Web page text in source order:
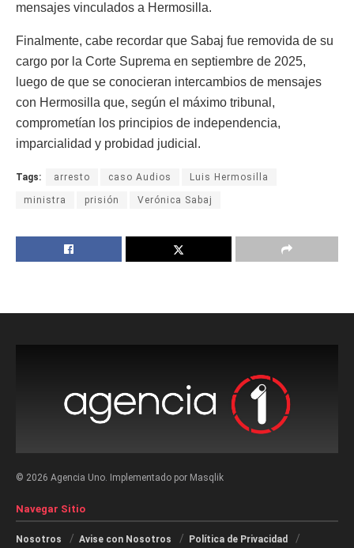
mensajes vinculados a Hermosilla.
Finalmente, cabe recordar que Sabaj fue removida de su
cargo por la Corte Suprema en septiembre de 2025,
luego de que se conocieran intercambios de mensajes
con Hermosilla que, según el máximo tribunal,
comprometían los principios de independencia,
imparcialidad y probidad judicial.
Tags: arresto caso Audios Luis Hermosilla
ministra prisión Verónica Sabaj
© 2026 Agencia Uno. Implementado por Masqlik
Navegar Sitio
Nosotros Avise con Nosotros Política de Privacidad